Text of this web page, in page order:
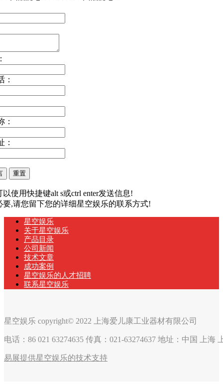
：
：
：
以使用快捷键alt s或ctrl enter发送信息!
要,请您留下您的详细星空娱乐的联系方式!
星空娱乐
关于星空娱乐
产品目录
公司新闻
技术文章
成功案例
星空娱乐的人才招聘
联系星空娱乐
星空娱乐 copyright© 2022 上海爱儿康工业器材有限公司
电话：86 021 63274635 传真：021-63274637 地址：中国 上海
易展提供星空娱乐的技术支持